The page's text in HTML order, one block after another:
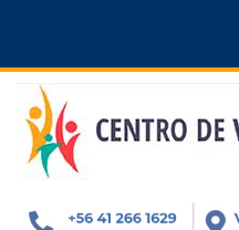
principal